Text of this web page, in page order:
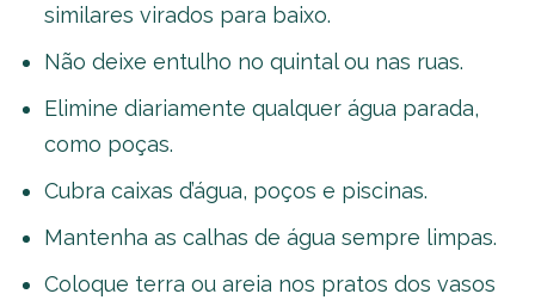
similares virados para baixo.
Não deixe entulho no quintal ou nas ruas.
Elimine diariamente qualquer água parada,
como poças.
Cubra caixas d’água, poços e piscinas.
Mantenha as calhas de água sempre limpas.
Coloque terra ou areia nos pratos dos vasos